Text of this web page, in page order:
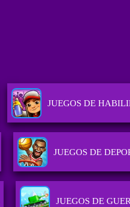
JUEGOS DE
JUEGOS DE
JUEGOS DE